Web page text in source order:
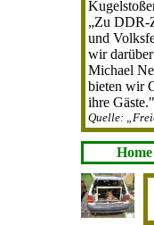
„Zu DDR-
und
wir
Michael
bieten wir
ihre
Quelle:
Home